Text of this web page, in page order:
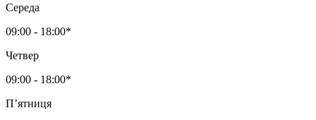
Середа
09:00 - 18:00*
Четвер
09:00 - 18:00*
Пʼятниця